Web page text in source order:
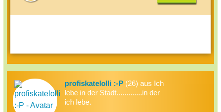
profiskatelolli :-P (26) aus Ich
lebe in der Stadt.............in der
ich lebe.